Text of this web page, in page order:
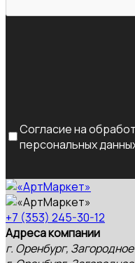
Согласие на
персональных
+7 (353) 245-30-12
Адреса компании
г. Оренбург,